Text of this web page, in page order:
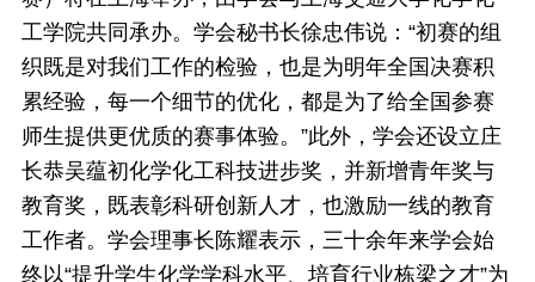
工学院共同承办。学会秘书长徐忠伟说：“初赛的组
织既是对我们工作的检验，也是为明年全国决赛积
累经验，每一个细节的优化，都是为了给全国参赛
师生提供更优质的赛事体验。”此外，学会还设立庄
长恭吴蕴初化学化工科技进步奖，并新增青年奖与
教育奖，既表彰科研创新人才，也激励一线的教育
工作者。学会理事长陈耀表示，三十余年来学会始
终以“提升学生化学学科水平、培育行业栋梁之才”为